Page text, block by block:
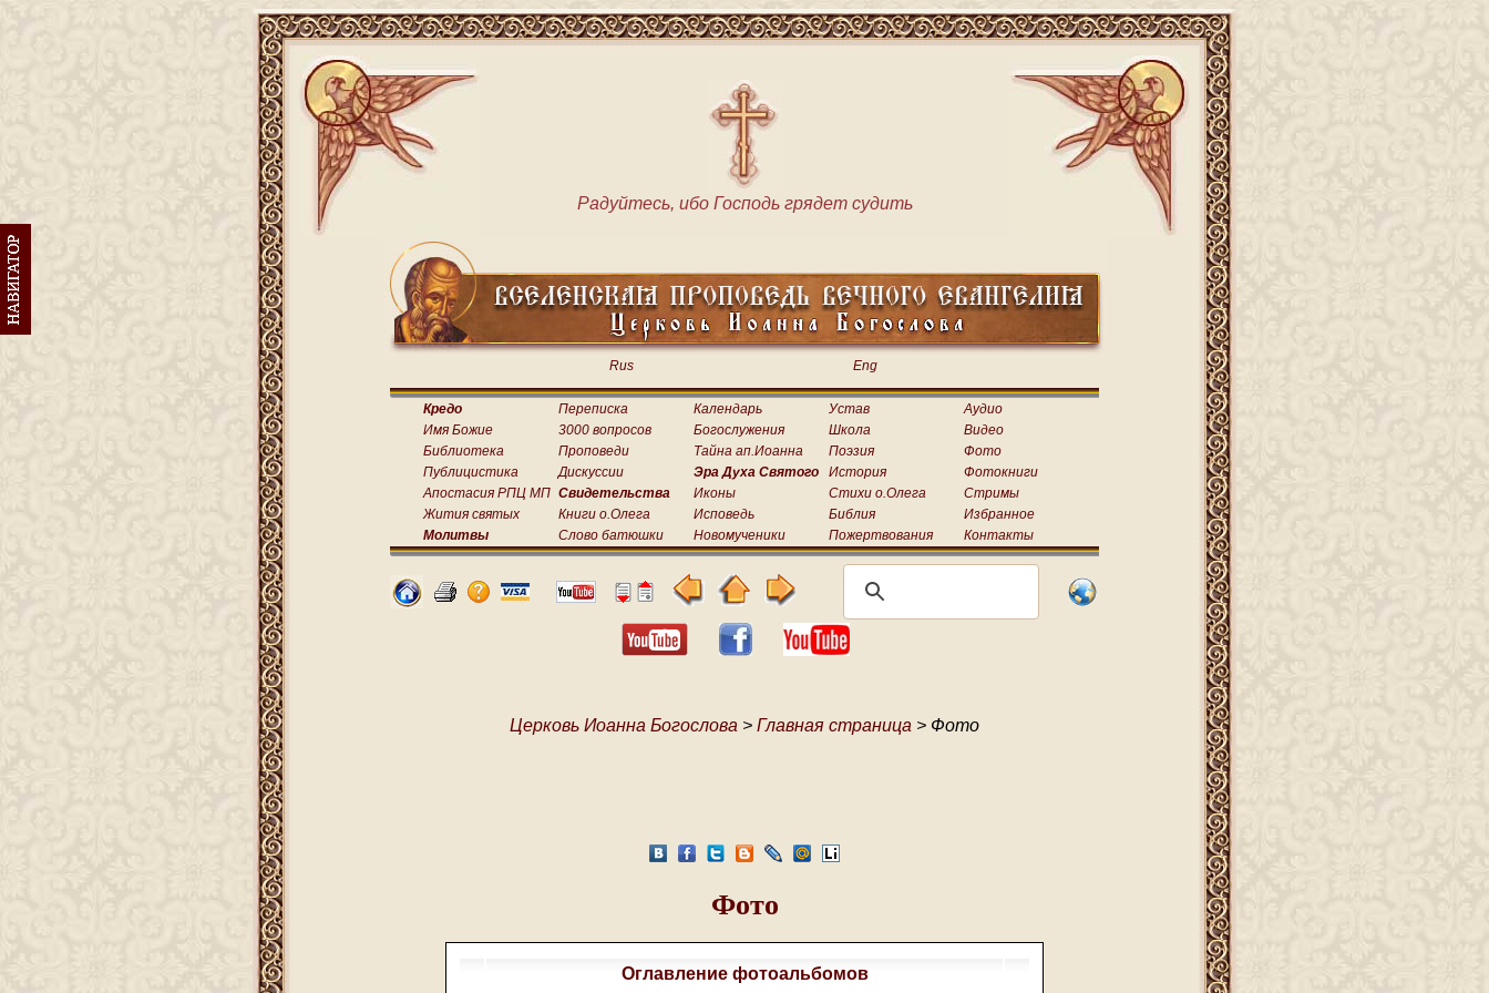
Радуйтесь, ибо Господь грядет судить
Rus Eng
Кредо Переписка Календарь Устав
Аудио
Имя Божие
3000 вопросов Богослужения Школа
Видео
Библиотека
Проповеди Тайна ап.Иоанна Поэзия
Фото
Публицистика
Дискуссии Эра Духа Святого История
Фотокниги
Апостасия РПЦ МП Свидетельства Иконы Стихи о.Олега
Стримы
Жития святых
Книги о.Олега Исповедь Библия
Избранное
Молитвы
Слово батюшки Новомученики Пожертвования Контакты
Церковь Иоанна Богослова > Главная страница > Фото
Фото
Оглавление фотоальбомов